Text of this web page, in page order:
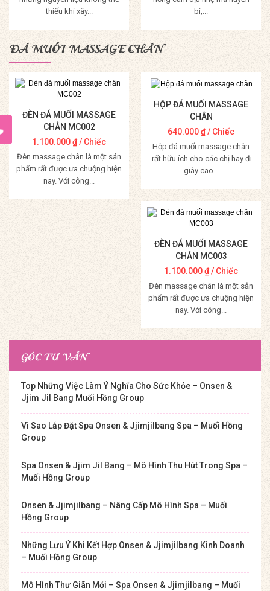
thiếu khi xây...
Mua Hàng
bí,...
Mua Hàng
ĐÁ MUỐI MASSAGE CHÂN
ĐÈN ĐÁ MUỐI MASSAGE
CHÂN MC002
1.100.000₫/ Chiếc
Đèn massage chân là một sản
phẩm rất được ưa chuộng hiện
nay. Với công...
Mua Hàng
HỘP ĐÁ MUỐI MASSAGE
CHÂN
640.000₫/ Chiếc
Hộp đá muối massage chân
rất hữu ích cho các chị hay đi
giày cao...
Mua Hàng
ĐÈN ĐÁ MUỐI MASSAGE
CHÂN MC003
1.100.000₫/ Chiếc
Đèn massage chân là một sản
phẩm rất được ưa chuộng hiện
nay. Với công...
Mua Hàng
GÓC TƯ VẤN
Top Những Việc Làm Ý Nghĩa Cho Sức Khỏe – Onsen &
Jjim Jil Bang Muối Hồng Group
Vì Sao Lắp Đặt Spa Onsen & Jjimjilbang Spa – Muối Hồng
Group
Spa Onsen & Jjim Jil Bang – Mô Hình Thu Hút Trong Spa –
Muối Hồng Group
Onsen & Jjimjilbang – Nâng Cấp Mô Hình Spa – Muối
Hồng Group
Những Lưu Ý Khi Kết Hợp Onsen & Jjimjilbang Kinh Doanh
– Muối Hồng Group
Mô Hình Thư Giãn Mới – Spa Onsen & Jjimjilbang – Muối